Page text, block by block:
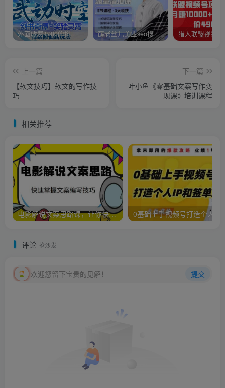
外面收费1980的抖音武动时空直播项目，无需真人出镜，实时互动直播【软件+详细教程】 薛老丝儿美业seo搜索流量落地课，一周暴涨20w粉丝，全干货讲解
上一篇
【软文技巧】软文的写作技
巧
下一篇
叶小鱼《零基础文案写作变
现课》培训课程
相关推荐
电影解说文案思路课，让你快速掌握文案编写的技巧（3节视频课程）
评论 抢沙发
欢迎您留下宝贵的见解！ 提交